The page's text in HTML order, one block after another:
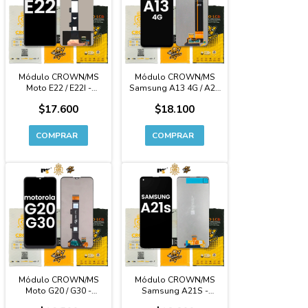
Módulo CROWN/MS
Moto E22 / E22I -
$17.600
Módulo CROWN/MS
Samsung A13 4G / A23
Original
$18.100
Módulo CROWN/MS
Moto G20 / G30 -
Módulo CROWN/MS
Samsung A21S -